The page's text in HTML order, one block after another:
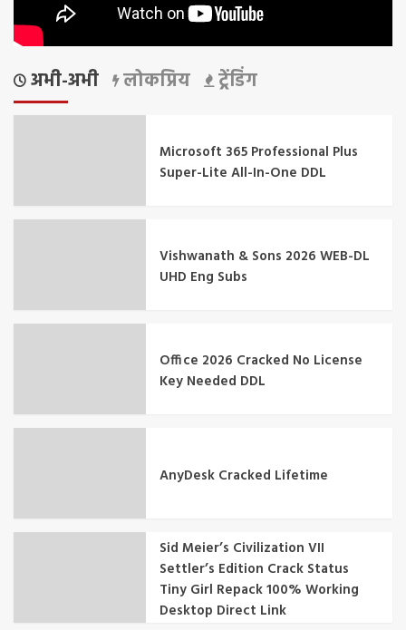
अभी-अभी लोकप्रिय ट्रेंडिंग
Microsoft 365 Professional Plus
Super-Lite All-In-One DDL
Vishwanath & Sons 2026 WEB-DL
UHD Eng Subs
Office 2026 Cracked No License
Key Needed DDL
AnyDesk Cracked Lifetime
Sid Meier’s Civilization VII
Settler’s Edition Crack Status
Tiny Girl Repack 100% Working
Desktop Direct Link